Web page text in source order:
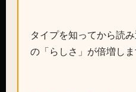
タイプを知ってから読
の「らしさ」が倍増しま